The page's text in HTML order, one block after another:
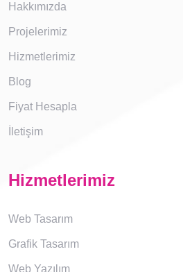
Hakkımızda
Projelerimiz
Hizmetlerimiz
Blog
Fiyat Hesapla
İletişim
Hizmetlerimiz
Web Tasarım
Grafik Tasarım
Web Yazılım